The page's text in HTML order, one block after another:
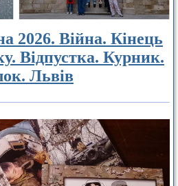
2026. Війна. Кінець
Відпустка. Курник.
Львів